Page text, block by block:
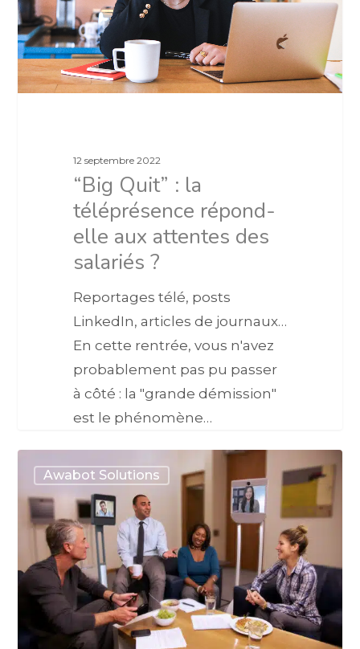
12 septembre 2022
“Big Quit” : la
téléprésence répond-
elle aux attentes des
salariés ?
Reportages télé, posts
LinkedIn, articles de journaux…
En cette rentrée, vous n'avez
probablement pas pu passer
à côté : la "grande démission"
est le phénomène…
Awabot Solutions